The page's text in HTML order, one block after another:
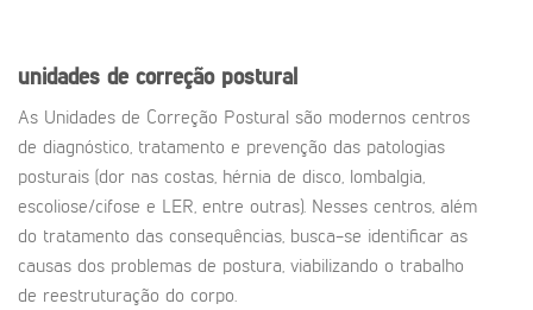
unidades de correção postural
As Unidades de Correção Postural são modernos centros
de diagnóstico, tratamento e prevenção das patologias
posturais (dor nas costas, hérnia de disco, lombalgia,
escoliose/cifose e LER, entre outras). Nesses centros, além
do tratamento das consequências, busca-se identificar as
causas dos problemas de postura, viabilizando o trabalho
de reestruturação do corpo.